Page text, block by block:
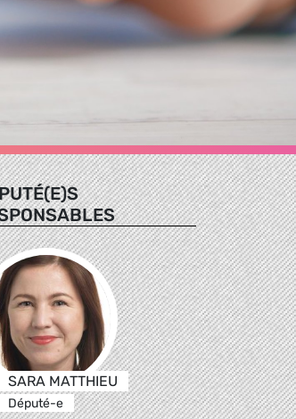
SARA MATTHIEU
Député-e